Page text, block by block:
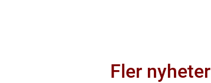
Fler nyheter